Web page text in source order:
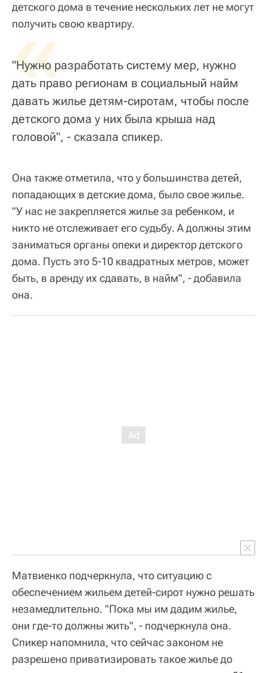
детского дома в течение нескольких лет не могут
получить свою квартиру.
«
"Нужно разработать систему мер, нужно
дать право регионам в социальный найм
давать жилье детям-сиротам, чтобы после
детского дома у них была крыша над
головой", - сказала спикер.
Она также отметила, что у большинства детей,
попадающих в детские дома, было свое жилье.
"У нас не закрепляется жилье за ребенком, и
никто не отслеживает его судьбу. А должны этим
заниматься органы опеки и директор детского
дома. Пусть это 5-10 квадратных метров, может
быть, в аренду их сдавать, в найм", - добавила
она.
Матвиенко подчеркнула, что ситуацию с
обеспечением жильем детей-сирот нужно решать
незамедлительно. "Пока мы им дадим жилье,
они где-то должны жить", - подчеркнула она.
Спикер напомнила, что сейчас законом не
разрешено приватизировать такое жилье до